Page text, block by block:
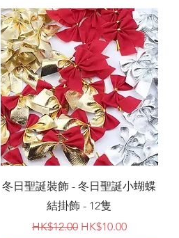
快速瀏覽
冬日聖誕裝飾 - 冬日聖誕小蝴蝶
結掛飾 - 12隻
一般價格
HK$12.00 促銷價格
HK$10.00